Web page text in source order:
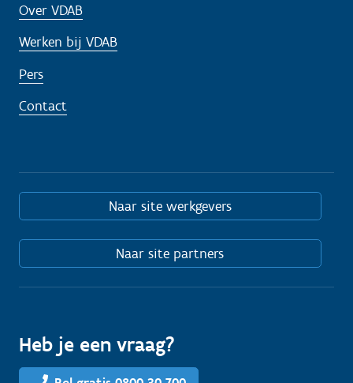
Over VDAB
Werken bij VDAB
Pers
Contact
Naar site werkgevers
Naar site partners
Heb je een vraag?